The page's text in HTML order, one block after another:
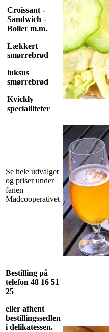
Croissant -
Sandwich -
Boller m.m.
Lækkert
smørrebrød
luksus
smørrebrød
Kvickly
specialilteter
Se hele udvalget
og priser under
fanen
Madcooperativet
Bestilling på
telefon 48 16 51
25
eller afhent
bestillingssedlen
i delikatessen.